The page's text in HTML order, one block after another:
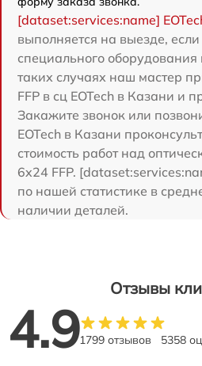
[dataset:services:name]
выполняется на выезде, если
специального
таких случаях наш мастер
FFP в сц EOTech в Казани и
Закажите звонок или
EOTech в Казани
стоимость работ над
6x24 FFP.
по нашей статистике в
наличии деталей.
Отзывы
4.91799 отзывов 5358